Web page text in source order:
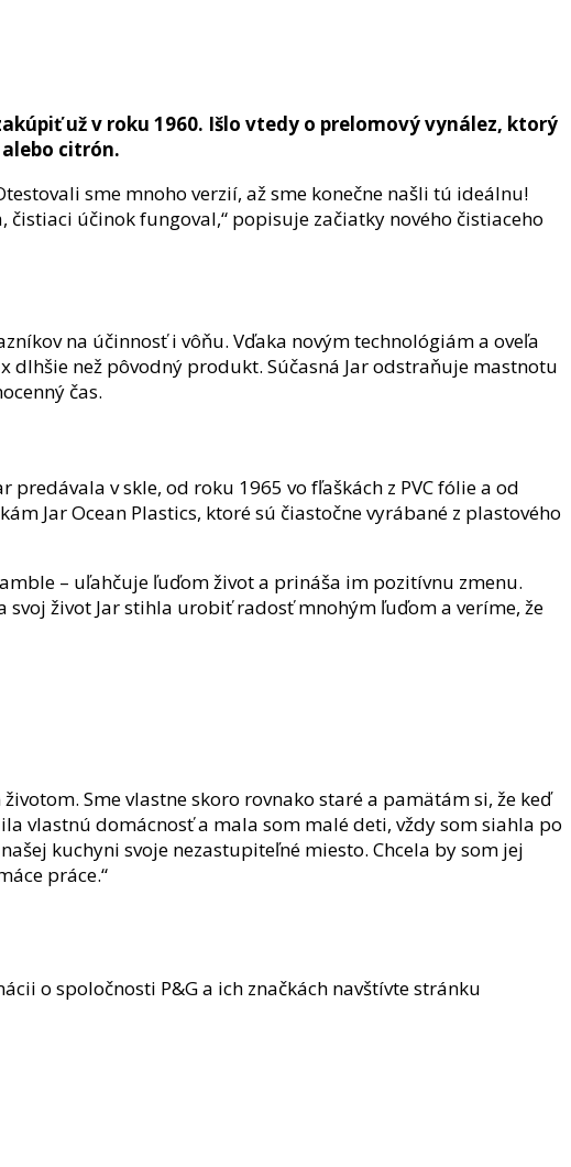
už v roku 1960. Išlo vtedy o prelomový vynález, ktorý
citrón.
sme mnoho verzií, až sme konečne našli tú ideálnu!
účinok fungoval,“ popisuje začiatky nového čistiaceho
na účinnosť i vôňu. Vďaka novým technológiám a oveľa
než pôvodný produkt. Súčasná Jar odstraňuje mastnotu
čas.
v skle, od roku 1965 vo fľaškách z PVC fólie a od
Jar Ocean Plastics, ktoré sú čiastočne vyrábané z plastového
– uľahčuje ľuďom život a prináša im pozitívnu zmenu.
život Jar stihla urobiť radosť mnohým ľuďom a veríme, že
Sme vlastne skoro rovnako staré a pamätám si, že keď
vlastnú domácnosť a mala som malé deti, vždy som siahla po
kuchyni svoje nezastupiteľné miesto. Chcela by som jej
práce.“
o spoločnosti P&G a ich značkách navštívte stránku